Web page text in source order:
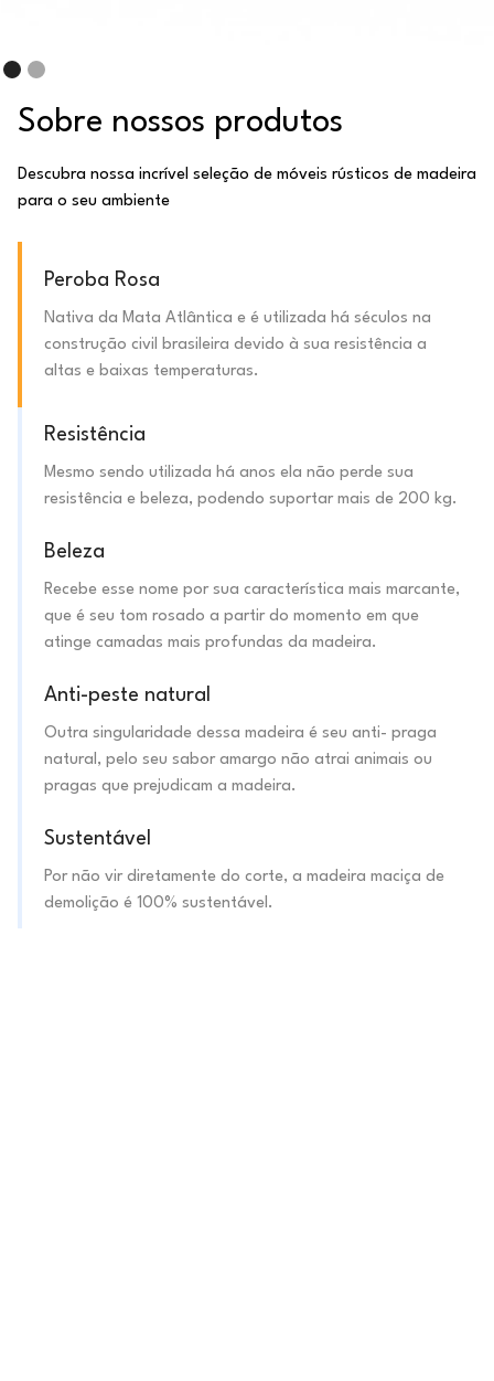
Sobre nossos produtos
Descubra nossa incrível seleção de móveis rústicos de madeira
para o seu ambiente
Peroba Rosa
Nativa da Mata Atlântica e é utilizada há séculos na
construção civil brasileira devido à sua resistência a
altas e baixas temperaturas.
Resistência
Mesmo sendo utilizada há anos ela não perde sua
resistência e beleza, podendo suportar mais de 200 kg.
Beleza
Recebe esse nome por sua característica mais marcante,
que é seu tom rosado a partir do momento em que
atinge camadas mais profundas da madeira.
Anti-peste natural
Outra singularidade dessa madeira é seu anti- praga
natural, pelo seu sabor amargo não atrai animais ou
pragas que prejudicam a madeira.
Sustentável
Por não vir diretamente do corte, a madeira maciça de
demolição é 100% sustentável.